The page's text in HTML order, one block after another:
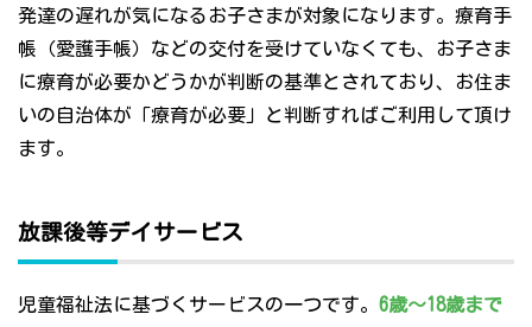
発達の遅れが気になるお子さまが対象になります。療育手
帳（愛護手帳）などの交付を受けていなくても、お子さま
に療育が必要かどうかが判断の基準とされており、お住ま
いの自治体が「療育が必要」と判断すればご利用して頂け
ます。
放課後等デイサービス
児童福祉法に基づくサービスの一つです。 6歳～18歳まで